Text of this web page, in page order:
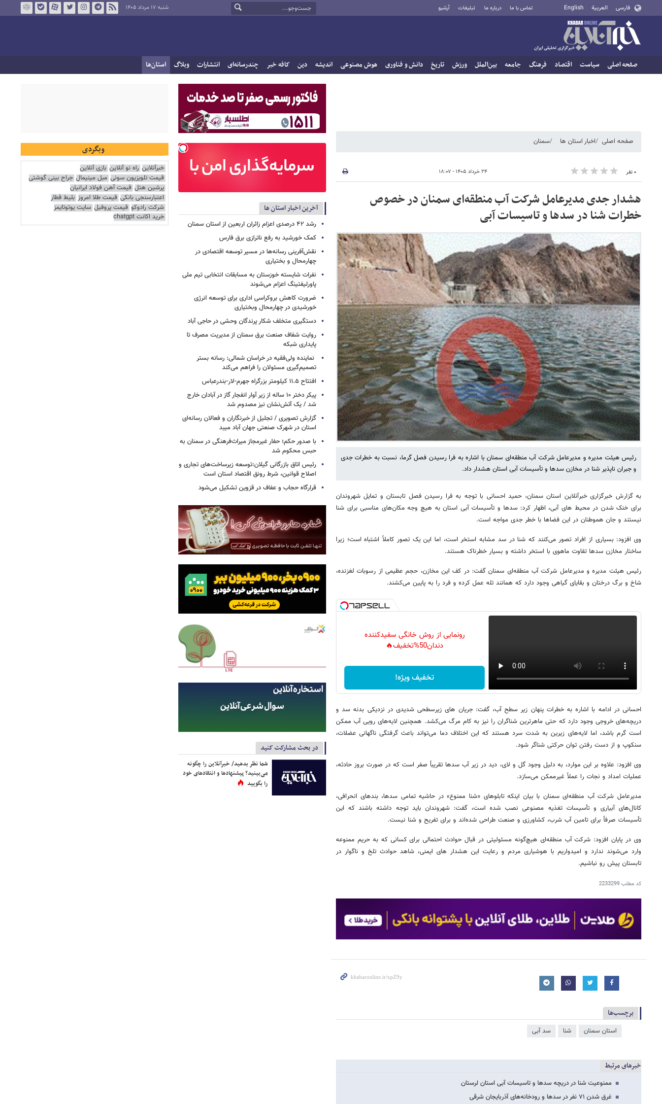
فارسی العربية English تماس با ما درباره ما تبلیغات آرشیو شنبه ۱۷ مرداد ۱۴۰۵
صفحه اصلی سیاست اقتصاد فرهنگ جامعه بین‌الملل ورزش تاریخ دانش و فناوری هوش مصنوعی اندیشه دین کافه خبر چندرسانه‌ای انتشارات وبلاگ استان‌ها
صفحه اصلی اخبار استان ها سمنان
۰ نفر ۲۴ خرداد ۱۴۰۵ - ۱۸:۰۷
هشدار جدی مدیرعامل شرکت آب منطقه‌ای سمنان در خصوص
خطرات شنا در سدها و تاسیسات آبی
رئیس هیئت مدیره و مدیرعامل شرکت آب منطقه‌ای سمنان با اشاره به فرا رسیدن فصل گرما، نسبت به خطرات جدی
و جبران‌ ناپذیر شنا در مخازن سدها و تأسیسات آبی استان هشدار داد.
به گزارش خبرگزاری خبرآنلاین استان سمنان، حمید احسانی با توجه به فرا رسیدن فصل تابستان و تمایل شهروندان
برای خنک شدن در محیط‌ های آبی، اظهار کرد: سدها و تأسیسات آبی استان به هیچ وجه مکان‌های مناسبی برای شنا
نیستند و جان هموطنان در این فضاها با خطر جدی مواجه است.
وی افزود: بسیاری از افراد تصور می‌کنند که شنا در سد مشابه استخر است، اما این یک تصور کاملاً اشتباه است؛ زیرا
ساختار مخازن سدها تفاوت ماهوی با استخر داشته و بسیار خطرناک هستند.
رئیس هیئت مدیره و مدیرعامل شرکت آب منطقه‌ای سمنان گفت: در کف این مخازن، حجم عظیمی از رسوبات لغزنده،
شاخ و برگ درختان و بقایای گیاهی وجود دارد که همانند تله عمل کرده و فرد را به پایین می‌کشند.
رونمایی از روش خانگی سفیدکننده
دندان50%تخفیف🔥
تخفیف ویژه!
احسانی در ادامه با اشاره به خطرات پنهان زیر سطح آب، گفت: جریان‌ های زیرسطحی شدیدی در نزدیکی بدنه سد و
دریچه‌های خروجی وجود دارد که حتی ماهرترین شناگران را نیز به کام مرگ می‌کشد. همچنین لایه‌های رویی آب ممکن
است گرم باشد، اما لایه‌های زیرین به شدت سرد هستند که این اختلاف دما می‌تواند باعث گرفتگی ناگهانی عضلات،
سنکوپ و از دست رفتن توان حرکتی شناگر شود.
وی افزود: علاوه بر این موارد، به دلیل وجود گل و لای، دید در زیر آب سدها تقریباً صفر است که در صورت بروز حادثه،
عملیات امداد و نجات را عملاً غیرممکن می‌سازد.
مدیرعامل شرکت آب منطقه‌ای سمنان با بیان اینکه تابلوهای «شنا ممنوع» در حاشیه تمامی سدها، بندهای انحرافی،
کانال‌های آبیاری و تأسیسات تغذیه مصنوعی نصب شده است، گفت: شهروندان باید توجه داشته باشند که این
تأسیسات صرفاً برای تامین آب شرب، کشاورزی و صنعت طراحی شده‌اند و برای تفریح و شنا نیست.
وی در پایان افزود: شرکت آب منطقه‌ای هیچ‌گونه مسئولیتی در قبال حوادث احتمالی برای کسانی که به حریم ممنوعه
وارد می‌شوند ندارد و امیدواریم با هوشیاری مردم و رعایت این هشدار های ایمنی، شاهد حوادث تلخ و ناگوار در
تابستان پیش رو نباشیم.
کد مطلب2233299
برچسب‌ها
استان سمنان شنا سد آبی
خبرهای مرتبط
ممنوعیت شنا در دریچه سدها و تاسیسات آبی استان لرستان
غرق شدن ۷۱ نفر در سدها و رودخانه‌های آذربایجان شرقی
آخرین اخبار استان ها
رشد ۴۲ درصدی اعزام زائران اربعین از استان سمنان
کمک خورشید به رفع ناترازی برق فارس
نقش‌آفرینی رسانه‌ها در مسیر توسعه اقتصادی در
چهارمحال و بختیاری
نفرات شایسته خوزستان به مسابقات انتخابی تیم ملی
پاورلیفتینگ اعزام می‌شوند
ضرورت کاهش بروکراسی اداری برای توسعه انرژی
خورشیدی در چهارمحال وبختیاری
دستگیری متخلف شکار پرندگان وحشی در حاجی آباد
روایت شفاف صنعت برق سمنان از مدیریت مصرف تا
پایداری شبکه
نماینده ولی‌فقیه در خراسان شمالی: رسانه بستر
تصمیم‌گیری مسئولان را فراهم می‌کند
افتتاح ۱۱.۵ کیلومتر بزرگراه جهرم-لار-بندرعباس
پیکر دختر ۱۰ ساله از زیر آوار انفجار گاز در آبادان خارج
شد / یک آتش‌نشان نیز مصدوم شد
گزارش تصویری / تجلیل از خبرنگاران و فعالان رسانه‌ای
استان در شهرک صنعتی جهان آباد میبد
با صدور حکم؛ حفار غیرمجاز میراث‌فرهنگی در سمنان به
حبس محکوم شد
رئیس اتاق بازرگانی گیلان:توسعه زیرساخت‌های تجاری و
اصلاح قوانین، شرط رونق اقتصاد استان است
قرارگاه حجاب و عفاف در قزوین تشکیل می‌شود
در بحث مشارکت کنید
شما نظر بدهید/ خبرآنلاین را چگونه
می‌بینید؟ پیشنهادها و انتقادهای خود
را بگویید
وبگردی
خبرآنلاین راه نو آنلاین بازی آنلاین
قیمت تلویزیون سونی مبل مینیمال جراح بینی گوشتی
پرشین هتل قیمت آهن فولاد ایرانیان
اعتبارسنجی بانکی قیمت طلا امروز بلیط قطار
شرکت رادوکو قیمت پروفیل سایت یوتوتایمز
خرید اکانت chatgpt